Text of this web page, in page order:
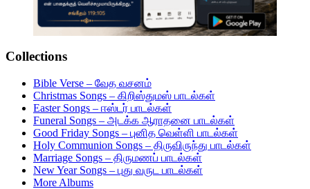
Collections
Bible Verse – வேத வசனம்
Christmas Songs – கிறிஸ்துமஸ் பாடல்கள்
Easter Songs – ஈஸ்டர் பாடல்கள்
Funeral Songs – அடக்க ஆராதனை பாடல்கள்
Good Friday Songs – புனித வெள்ளி பாடல்கள்
Holy Communion Songs – திருவிருந்து பாடல்கள்
Marriage Songs – திருமணப் பாடல்கள்
New Year Songs – புது வருட பாடல்கள்
More Albums